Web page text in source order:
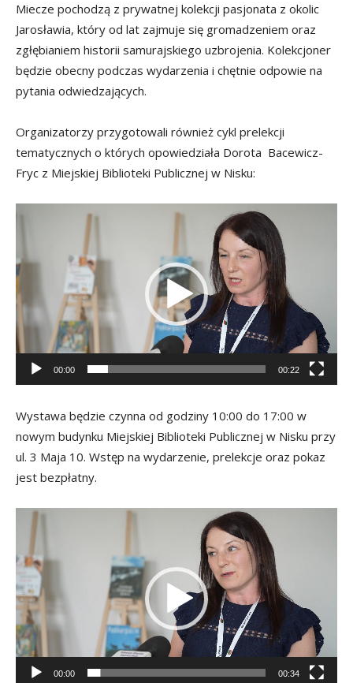
Miecze pochodzą z prywatnej kolekcji pasjonata z okolic
Jarosławia, który od lat zajmuje się gromadzeniem oraz
zgłębianiem historii samurajskiego uzbrojenia. Kolekcjoner
będzie obecny podczas wydarzenia i chętnie odpowie na
pytania odwiedzających.
Organizatorzy przygotowali również cykl prelekcji
tematycznych o których opowiedziała Dorota Bacewicz-
Fryc z Miejskiej Biblioteki Publicznej w Nisku:
Odtwarzacz
00:00 00:22
Wystawa będzie czynna od godziny 10:00 do 17:00 w
nowym budynku Miejskiej Biblioteki Publicznej w Nisku przy
ul. 3 Maja 10. Wstęp na wydarzenie, prelekcje oraz pokaz
jest bezpłatny.
Odtwarzacz
video
00:00 00:34